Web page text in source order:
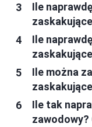
Ile
Ile
Ile można
Ile tak